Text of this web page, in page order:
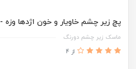
پچ زیر چشم خاویار و خون اژدها وزه - VEZE
ماسک زیر چشم‌ دورنگ
از 4